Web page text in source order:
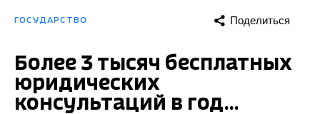
ГОСУДАРСТВО Поделиться
Более 3 тысяч бесплатных
юридических
консультаций в год...